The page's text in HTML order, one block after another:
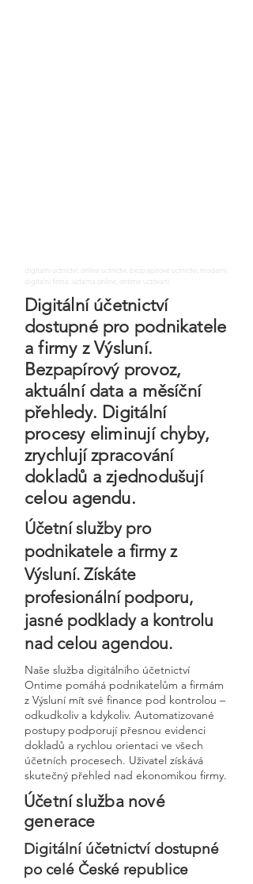
digitalni uctnictvi, online uctnictvi, bezpapirove uctnictvi, moderni
digitalni firma, uctarna online, ontime uctovani
Digitální účetnictví
dostupné pro podnikatele
a firmy z Výsluní.
Bezpapírový provoz,
aktuální data a měsíční
přehledy. Digitální
procesy eliminují chyby,
zrychlují zpracování
dokladů a zjednodušují
celou agendu.
Účetní služby pro
podnikatele a firmy z
Výsluní. Získáte
profesionální podporu,
jasné podklady a kontrolu
nad celou agendou.
Naše služba digitálního účetnictví
Ontime pomáhá podnikatelům a firmám
z Výsluní mít své finance pod kontrolou –
odkudkoliv a kdykoliv. Automatizované
postupy podporují přesnou evidenci
dokladů a rychlou orientaci ve všech
účetních procesech. Uživatel získává
skutečný přehled nad ekonomikou firmy.
Účetní služba nové
generace
Digitální účetnictví dostupné
po celé České republice